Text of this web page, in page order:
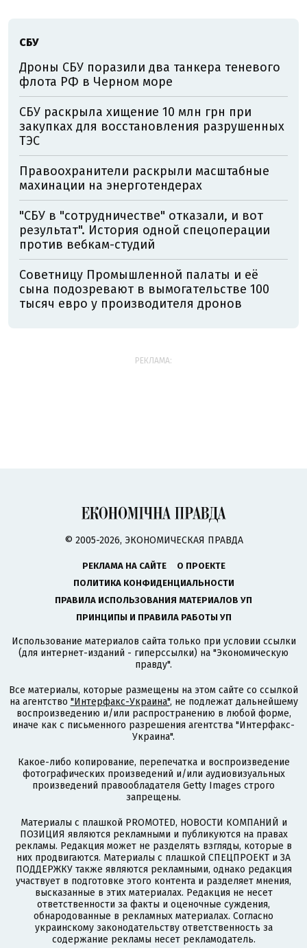
СБУ
Дроны СБУ поразили два танкера теневого
флота РФ в Черном море
СБУ раскрыла хищение 10 млн грн при
закупках для восстановления разрушенных
ТЭС
Правоохранители раскрыли масштабные
махинации на энерготендерах
"СБУ в "сотрудничестве" отказали, и вот
результат". История одной спецоперации
против вебкам-студий
Советницу Промышленной палаты и её
сына подозревают в вымогательстве 100
тысяч евро у производителя дронов
РЕКЛАМА:
© 2005-2026, ЭКОНОМИЧЕСКАЯ ПРАВДА
РЕКЛАМА НА САЙТЕ
О ПРОЕКТЕ
ПОЛИТИКА КОНФИДЕНЦИАЛЬНОСТИ
ПРАВИЛА ИСПОЛЬЗОВАНИЯ МАТЕРИАЛОВ УП
ПРИНЦИПЫ И ПРАВИЛА РАБОТЫ УП
Использование материалов сайта только при условии ссылки
(для интернет-изданий - гиперссылки) на "Экономическую
правду".
Все материалы, которые размещены на этом сайте со ссылкой
на агентство "Интерфакс-Украина", не подлежат дальнейшему
воспроизведению и/или распространению в любой форме,
иначе как с письменного разрешения агентства "Интерфакс-
Украина".
Какое-либо копирование, перепечатка и воспроизведение
фотографических произведений и/или аудиовизуальных
произведений правообладателя Getty Images строго
запрещены.
Материалы с плашкой PROMOTED, НОВОСТИ КОМПАНИЙ и
ПОЗИЦИЯ являются рекламными и публикуются на правах
рекламы. Редакция может не разделять взгляды, которые в
них продвигаются. Материалы с плашкой СПЕЦПРОЕКТ и ЗА
ПОДДЕРЖКУ также являются рекламными, однако редакция
участвует в подготовке этого контента и разделяет мнения,
высказанные в этих материалах. Редакция не несет
ответственности за факты и оценочные суждения,
обнародованные в рекламных материалах. Согласно
украинскому законодательству ответственность за
содержание рекламы несет рекламодатель.